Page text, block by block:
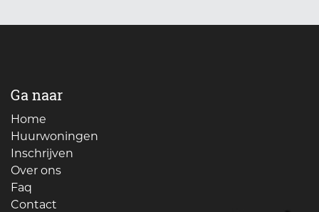
Ga naar
Home
Huurwoningen
Inschrijven
Over ons
Faq
Contact